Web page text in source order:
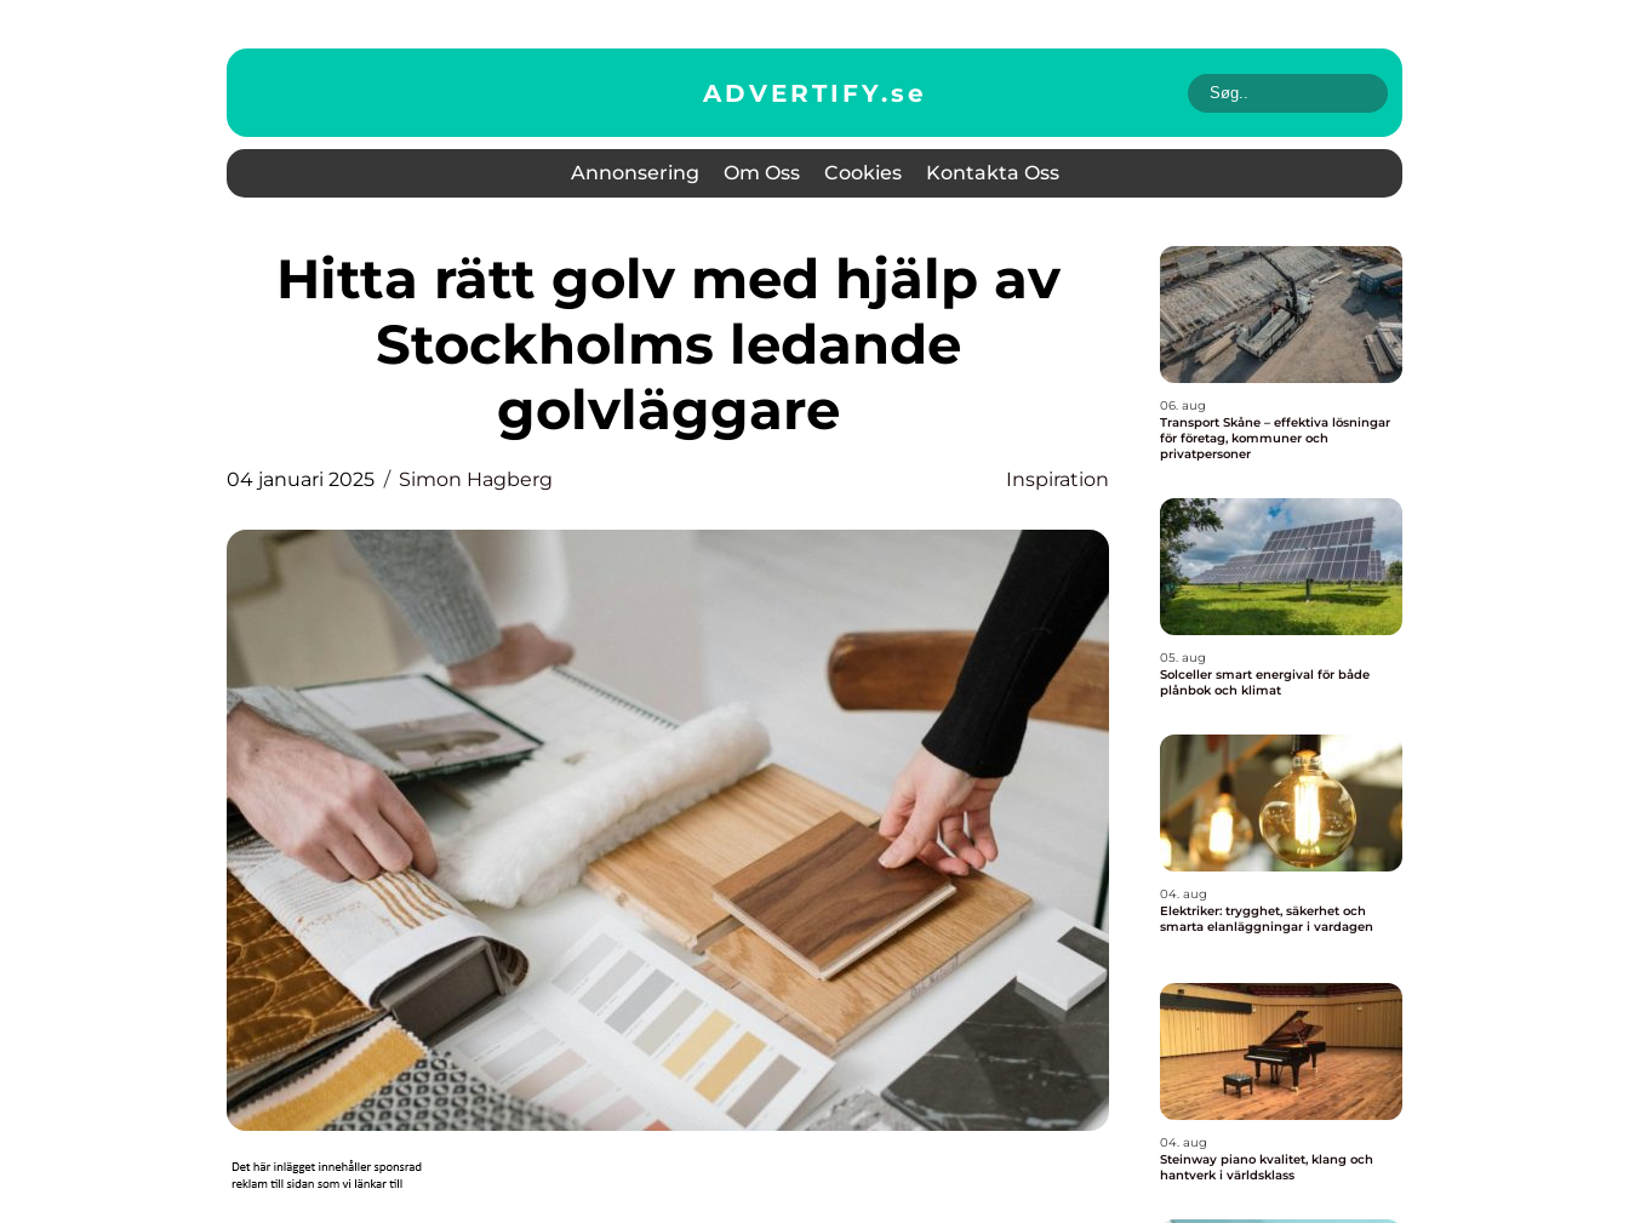
ADVERTIFY.se
Annonsering Om Oss Cookies Kontakta Oss
Hitta rätt golv med hjälp av
Stockholms ledande
golvläggare
04 januari 2025 Simon Hagberg Inspiration
06. aug
Transport Skåne – effektiva lösningar
för företag, kommuner och
privatpersoner
05. aug
Solceller smart energival för både
plånbok och klimat
04. aug
Elektriker: trygghet, säkerhet och
smarta elanläggningar i vardagen
04. aug
Steinway piano kvalitet, klang och
hantverk i världsklass